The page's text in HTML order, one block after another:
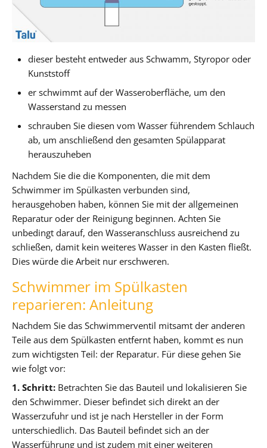
dieser besteht entweder aus Schwamm, Styropor oder
Kunststoff
er schwimmt auf der Wasseroberfläche, um den
Wasserstand zu messen
schrauben Sie diesen vom Wasser führendem Schlauch
ab, um anschließend den gesamten Spülapparat
herauszuheben
Nachdem Sie die die Komponenten, die mit dem
Schwimmer im Spülkasten verbunden sind,
herausgehoben haben, können Sie mit der allgemeinen
Reparatur oder der Reinigung beginnen. Achten Sie
unbedingt darauf, den Wasseranschluss ausreichend zu
schließen, damit kein weiteres Wasser in den Kasten fließt.
Dies würde die Arbeit nur erschweren.
Schwimmer im Spülkasten
reparieren: Anleitung
Nachdem Sie das Schwimmerventil mitsamt der anderen
Teile aus dem Spülkasten entfernt haben, kommt es nun
zum wichtigsten Teil: der Reparatur. Für diese gehen Sie
wie folgt vor:
1. Schritt: Betrachten Sie das Bauteil und lokalisieren Sie
den Schwimmer. Dieser befindet sich direkt an der
Wasserzufuhr und ist je nach Hersteller in der Form
unterschiedlich. Das Bauteil befindet sich an der
Wasserführung und ist zudem mit einer weiteren